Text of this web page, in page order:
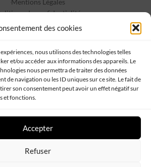
des cookies
nous utilisons des technologies telles
et/ou accéder aux informations des appareils. Le
nous permettra de traiter des données
de navigation ou les ID uniques sur ce site. Le fait de
son consentement peut avoir un effet négatif sur
et fonctions.
Accepter
Refuser
Mentions Légales
de confidentialité
Contact
Suivez-nous :
réservés - Propulsé parWeb My Sister-Plan
de site